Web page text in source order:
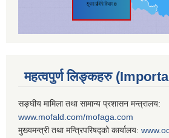
महत्वपुर्ण लिङ्कहरु
सङ्घीय मामिला तथा सामान्य प्रशासन मन्त्रालय:
www.mofald.com/mofaga.com
मुख्यमन्त्री तथा मन्त्रिपरिषद्को कार्यालय: